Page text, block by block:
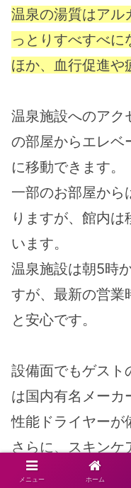
温泉の湯質はアル
っとりすべすべに
ほか、血行促進や
温泉施設へのアク
の部屋からエレベ
に移動できます。
一部のお部屋から
りますが、館内
います。
温泉施設は朝5時
すが、最新の営業
と安心です。
設備面でもゲスト
は国内有名メーカ
性能ドライヤーが
さらに、スキンケ
実しており、女
メニュー ホーム